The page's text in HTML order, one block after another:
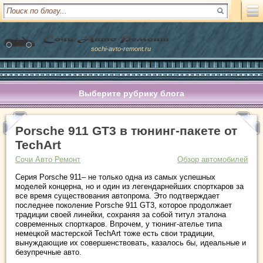
sochi-avto-remont.ru
Выберите рубрику блога
Porsche 911 GT3 в тюнинг-пакете от
TechArt
Сочи Авто Ремонт
Обзор автомобилей
Серия Porsche 911– не только одна из самых успешных
моделей концерна, но и один из легендарнейших спорткаров за
все время существования автопрома. Это подтверждает
последнее поколение Porsche 911 GT3, которое продолжает
традиции своей линейки, сохраняя за собой титул эталона
современных спорткаров. Впрочем, у тюнинг-ателье типа
немецкой мастерской TechArt тоже есть свои традиции,
вынуждающие их совершенствовать, казалось бы, идеальные и
безупречные авто.